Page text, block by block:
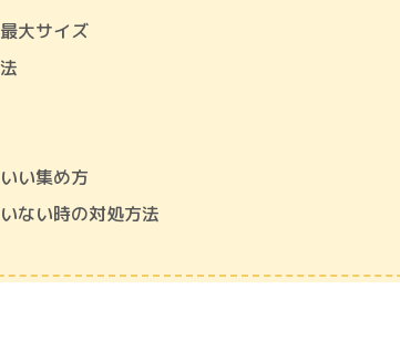
大サイズ
い集め方
ない時の対処方法